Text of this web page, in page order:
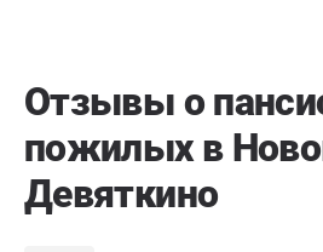
Отзывы о
пожилых в
Девяткино